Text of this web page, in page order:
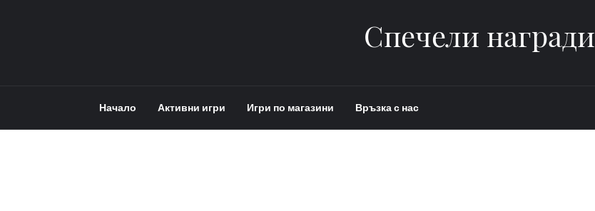
Спечели награди
Начало Активни игри Игри по магазини Връзка с нас